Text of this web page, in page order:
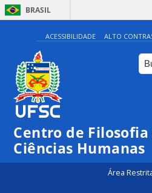
BRASIL
ACESSIBILIDADE ALTO
Centro de Filosofia
Ciências Humanas
Área